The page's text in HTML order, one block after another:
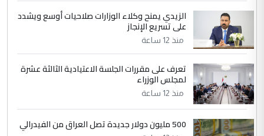
5
التعليق : تحياتي لك استاذ حامدتركان. كلام
دقيق ومسؤول؛ فالاستثمار الحقيقي للإنسان
الموضوع :
بين الإهمال واغتصاب الأرض.. بلاد
الرافدين تعاني الجفاف والتصحر!!
الزيدي يمنح وكلاء الوزارات صلاحيات أوسع ويشدد
على تسريع الإنجاز
منذ 12 ساعة
تعرف على مقررات الجلسة الاعتيادية الثالثة عشرة
لمجلس الوزراء
منذ 12 ساعة
500 مليون دولار جديدة تصل العراق من الفيدرالي